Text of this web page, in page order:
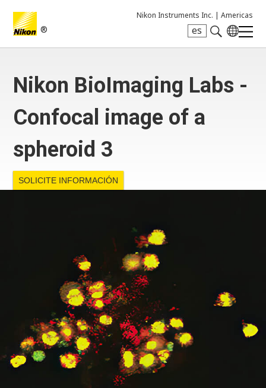
®
Nikon Instruments Inc. | Americas
es
Nikon BioImaging Labs -
Confocal image of a
spheroid 3
SOLICITE INFORMACIÓN